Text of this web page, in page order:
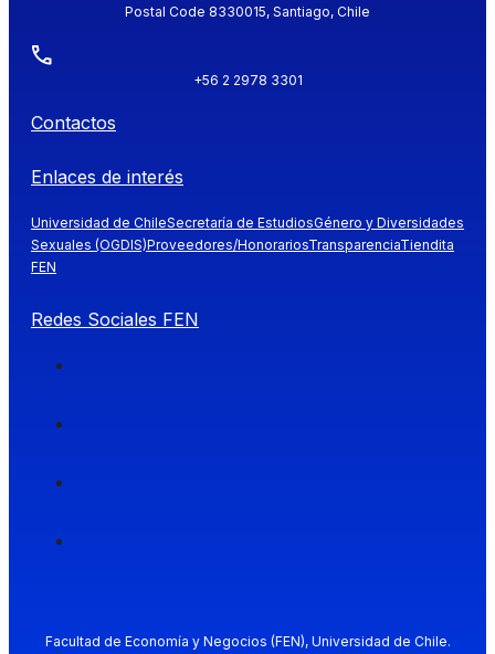
Postal Code 8330015, Santiago, Chile
+56 2 2978 3301
Contactos
Enlaces de interés
Universidad de ChileSecretaría de EstudiosGénero y Diversidades
Sexuales (OGDIS)Proveedores/HonorariosTransparenciaTiendita
FEN
Redes Sociales FEN
Facultad de Economía y Negocios (FEN), Universidad de Chile.